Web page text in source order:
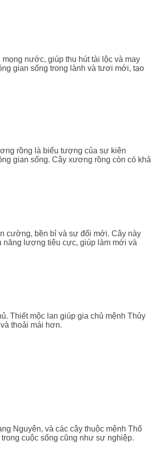
nước, giúp thu hút tài lộc và may
gian sống trong lành và tươi mới, tạo
rồng là biểu tượng của sự kiên
gian sống. Cây xương rồng còn có khả
cường, bền bỉ và sự đổi mới. Cây này
năng lượng tiêu cực, giúp làm mới và
Thiết mộc lan giúp gia chủ mệnh Thủy
thoải mái hơn.
Nguyên, và các cây thuộc mệnh Thổ
cuộc sống cũng như sự nghiệp.